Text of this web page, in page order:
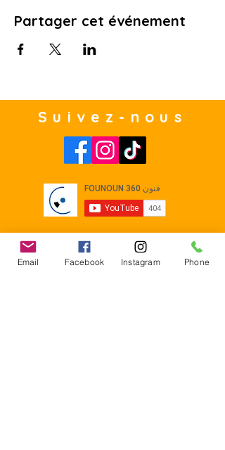
Partager cet événement
Suivez-nous
Email Facebook Instagram Phone